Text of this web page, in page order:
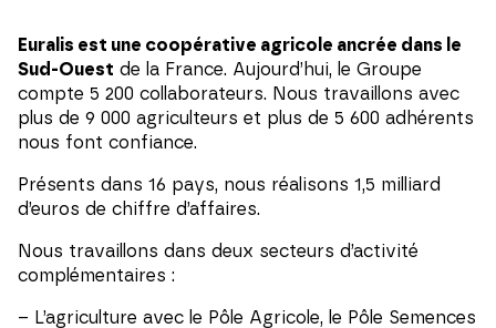
Euralis est une coopérative agricole ancrée dans le
Sud-Ouest de la France. Aujourd’hui, le Groupe
compte 5 200 collaborateurs. Nous travaillons avec
plus de 9 000 agriculteurs et plus de 5 600 adhérents
nous font confiance.
Présents dans 16 pays, nous réalisons 1,5 milliard
d’euros de chiffre d’affaires.
Nous travaillons dans deux secteurs d’activité
complémentaires :
– L’agriculture avec le Pôle Agricole, le Pôle Semences